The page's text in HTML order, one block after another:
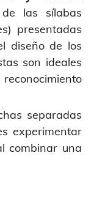
las sílabas
presentadas
diseño de los
son ideales
separadas
experimentar
combinar una